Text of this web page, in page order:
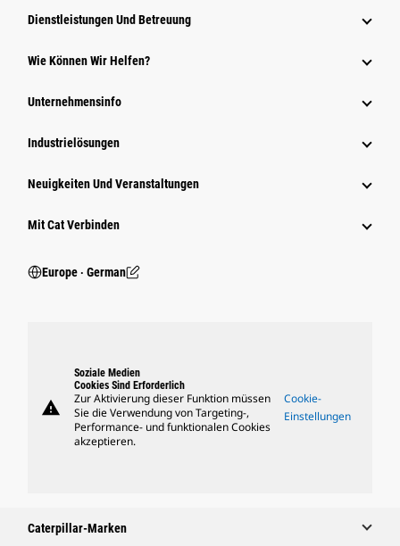
Dienstleistungen Und Betreuung
Wie Können Wir Helfen?
Unternehmensinfo
Industrielösungen
Neuigkeiten Und Veranstaltungen
Mit Cat Verbinden
Europe ‧ German
warning
Soziale Medien
Cookies Sind Erforderlich
Zur Aktivierung dieser Funktion müssen
Sie die Verwendung von Targeting-,
Performance- und funktionalen Cookies
akzeptieren.
Cookie-
Einstellungen
Caterpillar-Marken